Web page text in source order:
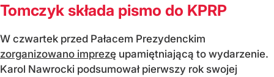
Tomczyk składa pismo do KPRP
W czwartek przed Pałacem Prezydenckim
zorganizowano imprezę upamiętniającą to wydarzenie.
Karol Nawrocki podsumował pierwszy rok swojej